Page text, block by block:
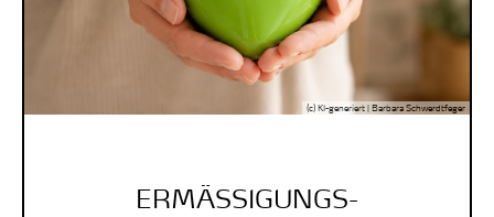
(c) KI-generiert | Barbara Schwerdtfeger
ERMÄSSIGUNGS-